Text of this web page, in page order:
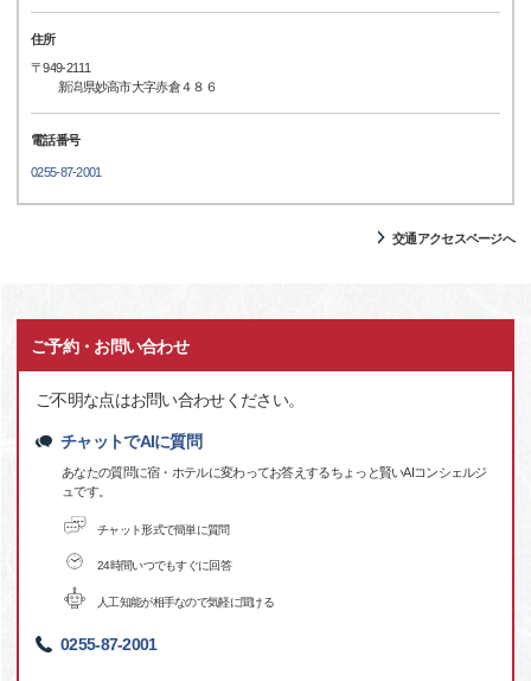
住所
〒949-2111
新潟県妙高市大字赤倉４８６
電話番号
0255-87-2001
交通アクセスページへ
ご予約・お問い合わせ
ご不明な点はお問い合わせください。
チャットでAIに質問
あなたの質問に宿・ホテルに変わってお答えするちょっと賢いAIコンシェルジ
ュです。
チャット形式で簡単に質問
24時間いつでもすぐに回答
人工知能が相手なので気軽に聞ける
0255-87-2001